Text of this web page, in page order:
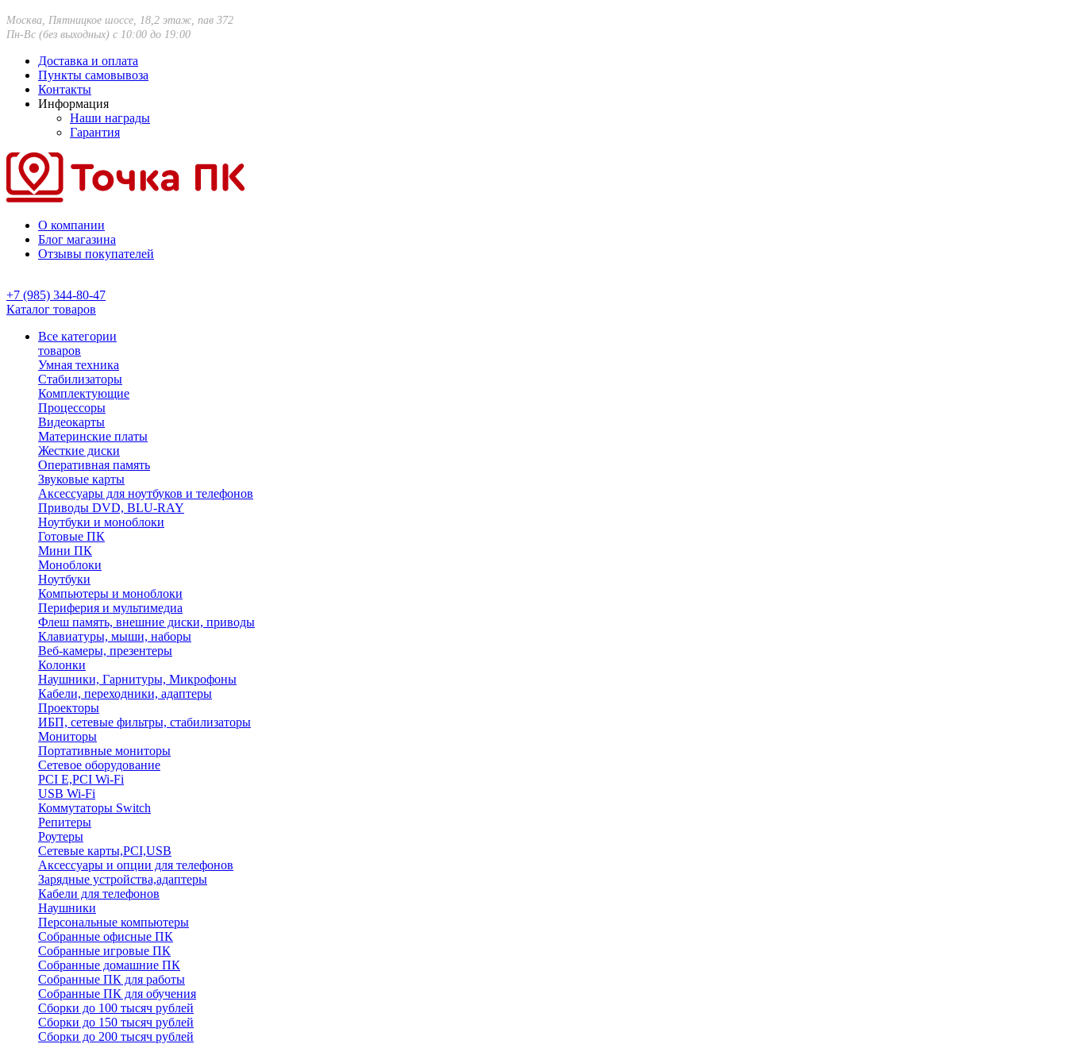
Москва, Пятницкое шоссе, 18,2 этаж, пав 372
Пн-Вс (без выходных) с 10:00 до 19:00
Доставка и оплата
Пункты самовывоза
Контакты
Информация
Наши награды
Гарантия
О компании
Блог магазина
Отзывы покупателей
+7 (985) 344-80-47
Каталог товаров
Все категории
товаров
Умная техника
Стабилизаторы
Комплектующие
Процессоры
Видеокарты
Материнские платы
Жесткие диски
Оперативная память
Звуковые карты
Аксессуары для ноутбуков и телефонов
Приводы DVD, BLU-RAY
Ноутбуки и моноблоки
Готовые ПК
Мини ПК
Моноблоки
Ноутбуки
Компьютеры и моноблоки
Периферия и мультимедиа
Флеш память, внешние диски, приводы
Клавиатуры, мыши, наборы
Веб-камеры, презентеры
Колонки
Наушники, Гарнитуры, Микрофоны
Кабели, переходники, адаптеры
Проекторы
ИБП, сетевые фильтры, стабилизаторы
Мониторы
Портативные мониторы
Сетевое оборудование
PCI E,PCI Wi-Fi
USB Wi-Fi
Коммутаторы Switch
Репитеры
Роутеры
Сетевые карты,PCI,USB
Аксессуары и опции для телефонов
Зарядные устройства,адаптеры
Кабели для телефонов
Наушники
Персональные компьютеры
Собранные офисные ПК
Собранные игровые ПК
Собранные домашние ПК
Собранные ПК для работы
Собранные ПК для обучения
Сборки до 100 тысяч рублей
Сборки до 150 тысяч рублей
Сборки до 200 тысяч рублей